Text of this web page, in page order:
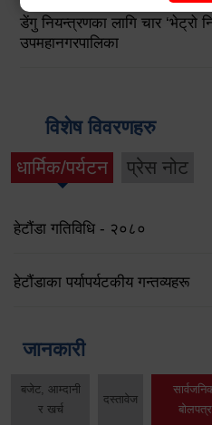
डेंगु नियन्त्रणका लागि चार ‘भेट्रो
उपमहानगरपालिका
विशेष विवरणहरु
धार्मिक/पर्यटन प्रेस नोट
हेटौंडा गतिविधि - २०८०
हेटौंडाका पर्यापर्यटकीय गन्तव्यहरू
जानकारी
बजेट, आम्दानी
र खर्च
दस्तावेज